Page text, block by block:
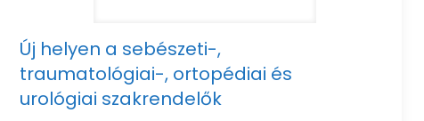
Új helyen a sebészeti-,
traumatológiai-, ortopédiai és
urológiai szakrendelők